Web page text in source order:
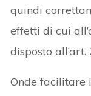
quindi
effetti di cui
disposto
Onde facilitare